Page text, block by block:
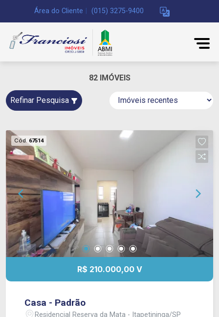
Área do Cliente (015) 3275-9400
82 IMÓVEIS
Refinar Pesquisa
Cód. 67514
R$ 210.000,00 V
Casa - Padrão
Residencial Reserva da Mata - Itapetininga/SP